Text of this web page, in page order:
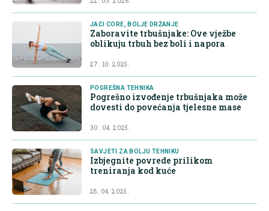
JAČI CORE, BOLJE DRŽANJE
Zaboravite trbušnjake: Ove vježbe
oblikuju trbuh bez boli i napora
27. 10. 2025.
POGREŠNA TEHNIKA
Pogrešno izvođenje trbušnjaka može
dovesti do povećanja tjelesne mase
30. 04. 2025.
SAVJETI ZA BOLJU TEHNIKU
Izbjegnite povrede prilikom
treniranja kod kuće
28. 04. 2025.